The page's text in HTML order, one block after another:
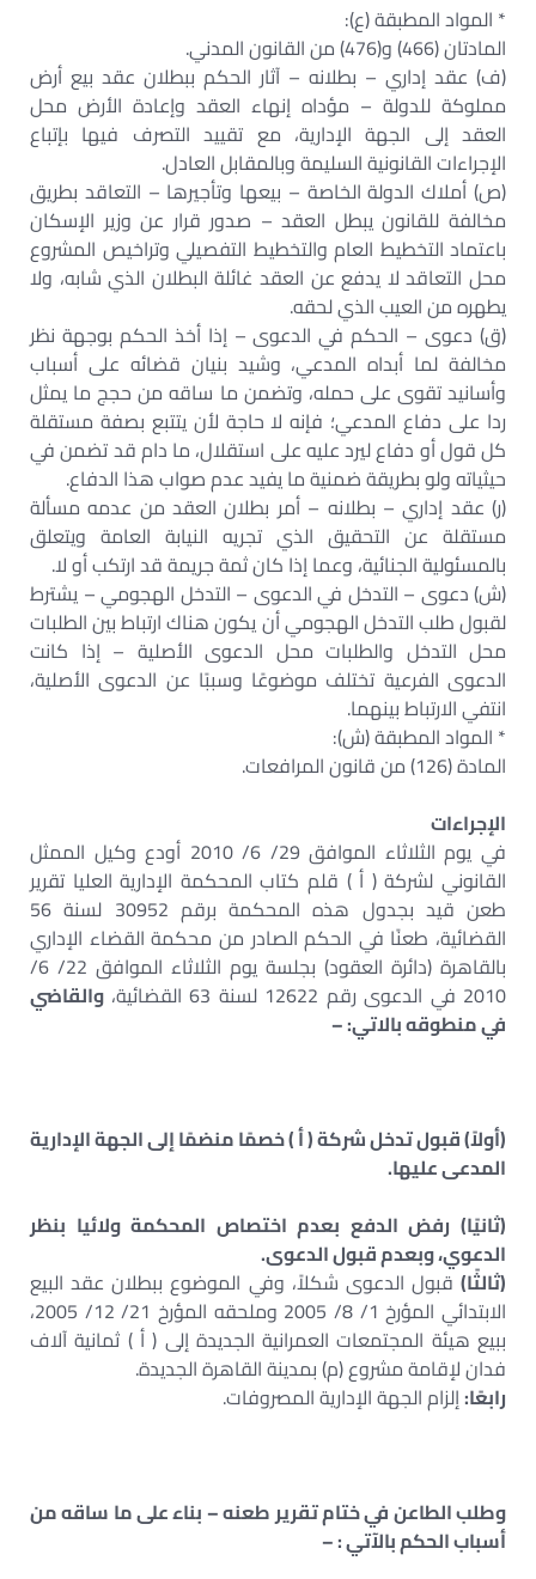
* المواد المطبقة (ع):
المادتان (466) و(476) من القانون المدني.
(ف) عقد إداري – بطلانه – آثار الحكم ببطلان عقد بيع أرض
مملوكة للدولة – مؤداه إنهاء العقد وإعادة الأرض محل
العقد إلى الجهة الإدارية، مع تقييد التصرف فيها بإتباع
الإجراءات القانونية السليمة وبالمقابل العادل.
(ص) أملاك الدولة الخاصة – بيعها وتأجيرها – التعاقد بطريق
مخالفة للقانون يبطل العقد – صدور قرار عن وزير الإسكان
باعتماد التخطيط العام والتخطيط التفصيلي وتراخيص المشروع
محل التعاقد لا يدفع عن العقد غائلة البطلان الذي شابه، ولا
يطهره من العيب الذي لحقه.
(ق) دعوى – الحكم في الدعوى – إذا أخذ الحكم بوجهة نظر
مخالفة لما أبداه المدعي، وشيد بنيان قضائه على أسباب
وأسانيد تقوى على حمله، وتضمن ما ساقه من حجج ما يمثل
ردا على دفاع المدعي؛ فإنه لا حاجة لأن يتتبع بصفة مستقلة
كل قول أو دفاع ليرد عليه على استقلال، ما دام قد تضمن في
حيثياته ولو بطريقة ضمنية ما يفيد عدم صواب هذا الدفاع.
(ر) عقد إداري – بطلانه – أمر بطلان العقد من عدمه مسألة
مستقلة عن التحقيق الذي تجريه النيابة العامة ويتعلق
بالمسئولية الجنائية، وعما إذا كان ثمة جريمة قد ارتكب أو لا.
(ش) دعوى – التدخل في الدعوى – التدخل الهجومي – يشترط
لقبول طلب التدخل الهجومي أن يكون هناك ارتباط بين الطلبات
محل التدخل والطلبات محل الدعوى الأصلية – إذا كانت
الدعوى الفرعية تختلف موضوعًا وسببًا عن الدعوى الأصلية،
انتفي الارتباط بينهما.
* المواد المطبقة (ش):
المادة (126) من قانون المرافعات.
الإجراءات
في يوم الثلاثاء الموافق 29/ 6/ 2010 أودع وكيل الممثل
القانوني لشركة ( أ ) قلم كتاب المحكمة الإدارية العليا تقرير
طعن قيد بجدول هذه المحكمة برقم 30952 لسنة 56
القضائية، طعنًا في الحكم الصادر من محكمة القضاء الإداري
بالقاهرة (دائرة العقود) بجلسة يوم الثلاثاء الموافق 22/ 6/
2010 في الدعوى رقم 12622 لسنة 63 القضائية،
والقاضي
في منطوقه بالاتي: –
(أولاً) قبول تدخل شركة ( أ ) خصمًا منضمًا إلى الجهة الإدارية
المدعى عليها.
(ثانيًا) رفض الدفع بعدم اختصاص المحكمة ولائيا بنظر
الدعوي، وبعدم قبول الدعوى.
(ثالثًا) قبول الدعوى شكلاً، وفي الموضوع ببطلان عقد البيع
الابتدائي المؤرخ 1/ 8/ 2005 وملحقه المؤرخ 21/ 12/ 2005،
ببيع هيئة المجتمعات العمرانية الجديدة إلى ( أ ) ثمانية آلاف
فدان لإقامة مشروع (م) بمدينة القاهرة الجديدة.
رابعًا:إلزام الجهة الإدارية المصروفات.
وطلب الطاعن في ختام تقرير طعنه – بناء على ما ساقه من
أسباب الحكم بالآتي : –